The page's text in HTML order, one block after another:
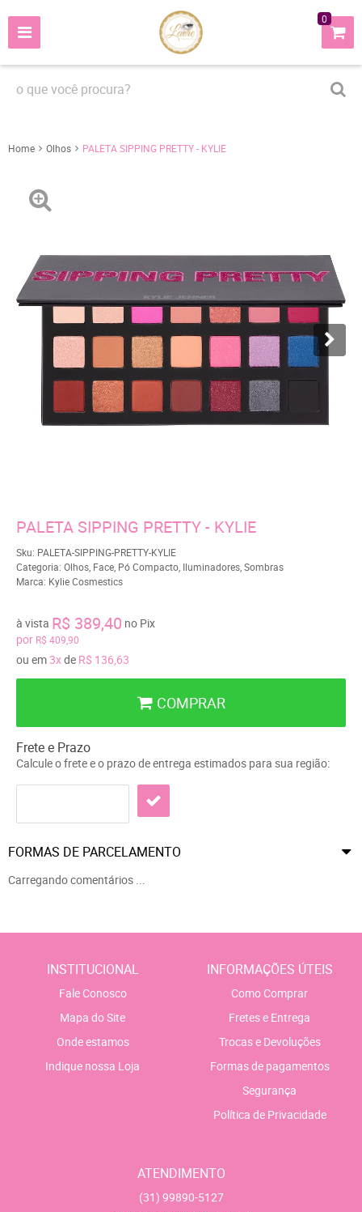
0
Home Olhos PALETA SIPPING PRETTY - KYLIE
PALETA SIPPING PRETTY - KYLIE
Sku: PALETA-SIPPING-PRETTY-KYLIE
Categoria: Olhos Face Pó Compacto Iluminadores Sombras
Marca: Kylie Cosmestics
por R$ 409,90
à vista R$ 389,40 no Pix
ou em3xde R$ 136,63
COMPRAR
Frete e Prazo
Calcule o frete e o prazo de entrega estimados para sua região:
FORMAS DE PARCELAMENTO
Carregando comentários ...
INSTITUCIONAL
Fale Conosco
Mapa do Site
Onde estamos
Indique nossa Loja
INFORMAÇÕES ÚTEIS
Como Comprar
Fretes e Entrega
Trocas e Devoluções
Formas de pagamentos
Segurança
Política de Privacidade
ATENDIMENTO
(31) 99890-5127